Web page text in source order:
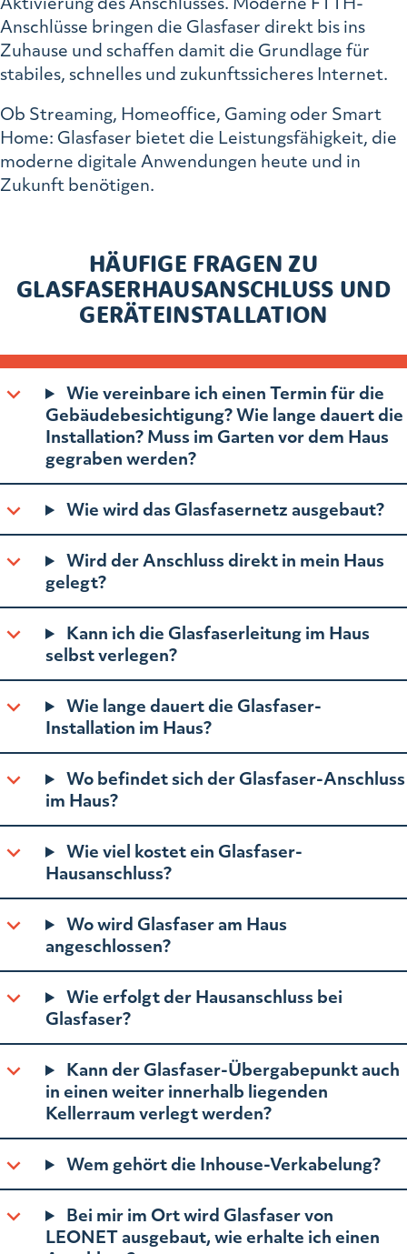
Anschlüsse bringen die Glasfaser direkt bis ins
Zuhause und schaffen damit die Grundlage für
stabiles, schnelles und zukunftssicheres Internet.
Ob Streaming, Homeoffice, Gaming oder Smart
Home: Glasfaser bietet die Leistungsfähigkeit, die
moderne digitale Anwendungen heute und in
Zukunft benötigen.
HÄUFIGE FRAGEN ZU
GLASFASERHAUSANSCHLUSS UND
GERÄTEINSTALLATION
Wie vereinbare ich einen Termin für die
Gebäudebesichtigung? Wie lange dauert die
Installation? Muss im Garten vor dem Haus
gegraben werden?
Wie wird das Glasfasernetz ausgebaut?
Wird der Anschluss direkt in mein Haus
gelegt?
Kann ich die Glasfaserleitung im Haus
selbst verlegen?
Wie lange dauert die Glasfaser-
Installation im Haus?
Wo befindet sich der Glasfaser-Anschluss
im Haus?
Wie viel kostet ein Glasfaser-
Hausanschluss?
Wo wird Glasfaser am Haus
angeschlossen?
Wie erfolgt der Hausanschluss bei
Glasfaser?
Kann der Glasfaser-Übergabepunkt auch
in einen weiter innerhalb liegenden
Kellerraum verlegt werden?
Wem gehört die Inhouse-Verkabelung?
Bei mir im Ort wird Glasfaser von
LEONET ausgebaut, wie erhalte ich einen